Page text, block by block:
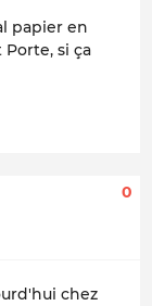
papier en
si ça
0
chez